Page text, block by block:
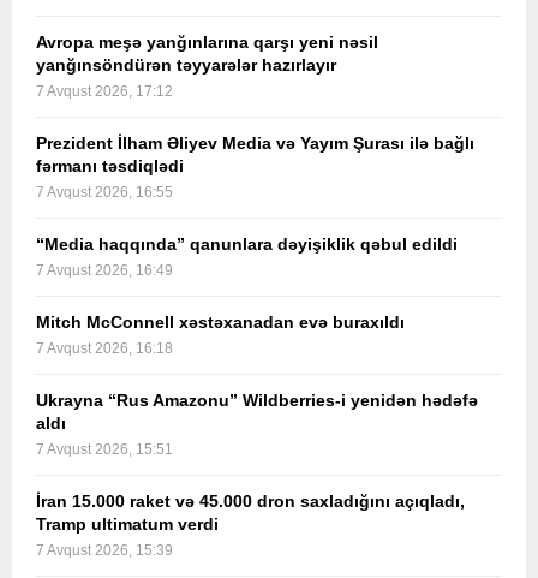
Avropa meşə yanğınlarına qarşı yeni nəsil
yanğınsöndürən təyyarələr hazırlayır
7 Avqust 2026, 17:12
Prezident İlham Əliyev Media və Yayım Şurası ilə bağlı
fərmanı təsdiqlədi
7 Avqust 2026, 16:55
“Media haqqında” qanunlara dəyişiklik qəbul edildi
7 Avqust 2026, 16:49
Mitch McConnell xəstəxanadan evə buraxıldı
7 Avqust 2026, 16:18
Ukrayna “Rus Amazonu” Wildberries-i yenidən hədəfə
aldı
7 Avqust 2026, 15:51
İran 15.000 raket və 45.000 dron saxladığını açıqladı,
Tramp ultimatum verdi
7 Avqust 2026, 15:39